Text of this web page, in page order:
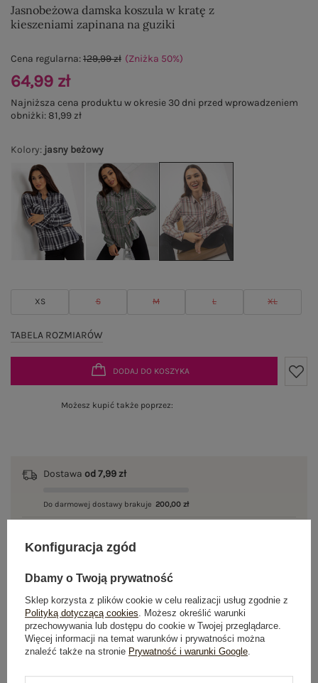
Jasnobeżowa damska koszula w kratę z
kieszeniami zapinana na guziki
Kolory: jasny beżowy
XS S M L XL
TABELA ROZMIARÓW
Cena regularna:129,99 zł (Zniżka 50%)
64,99 zł
Najniższa cena produktu w okresie 30 dni przed wprowadzeniem
obniżki: 81,99 zł
DODAJ DO KOSZYKA
Możesz kupić także poprzez:
Dostawa od 7,99 zł
Do darmowej dostawy brakuje 200,00 zł
OPIS PRODUKTU
GŁÓWNE PARAMETRY
Konfiguracja zgód
Dbamy o Twoją prywatność
Sklep korzysta z plików cookie w celu realizacji usług zgodnie z
Polityką dotyczącą cookies. Możesz określić warunki
przechowywania lub dostępu do cookie w Twojej przeglądarce.
Więcej informacji na temat warunków i prywatności można
znaleźć także na stronie Prywatność i warunki Google.